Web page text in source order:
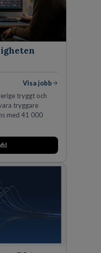
Visa jobb
tryggt och
tryggare
med 41 000